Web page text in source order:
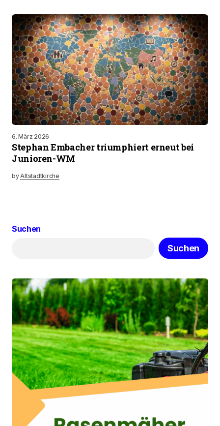
6. März 2026
Stephan Embacher triumphiert erneut bei
Junioren-WM
byAltstadtkirche
Suchen
Suchen